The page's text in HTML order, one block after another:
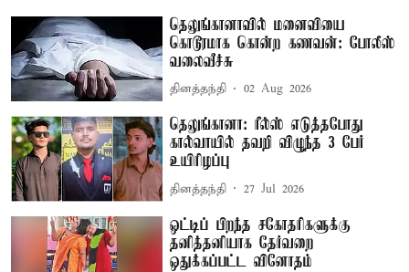
தெலுங்கானாவில் மனைவியை
கொடூரமாக கொன்ற கணவன்: போலீஸ்
வலைவீச்சு
தினத்தந்தி 02 Aug 2026
தெலுங்கானா: ரீல்ஸ் எடுத்தபோது
கால்வாயில் தவறி விழுந்த 3 பேர்
உயிரிழப்பு
தினத்தந்தி 27 Jul 2026
ஒட்டிப் பிறந்த சகோதரிகளுக்கு
தனித்தனியாக தேர்வறை
ஒதுக்கப்பட்ட வினோதம்